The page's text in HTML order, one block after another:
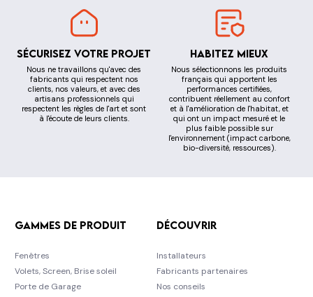
Sécurisez votre projet
Nous ne travaillons qu'avec des
fabricants qui respectent nos
clients, nos valeurs, et avec des
artisans professionnels qui
respectent les règles de l'art et sont
à l'écoute de leurs clients.
Habitez mieux
Nous sélectionnons les produits
français qui apportent les
performances certifiées,
contribuent réellement au confort
et à l'amélioration de l'habitat, et
qui ont un impact mesuré et le
plus faible possible sur
l'environnement (impact carbone,
bio-diversité, ressources).
Gammes de produit
Fenêtres
Volets, Screen, Brise soleil
Porte de Garage
Découvrir
Installateurs
Fabricants partenaires
Nos conseils